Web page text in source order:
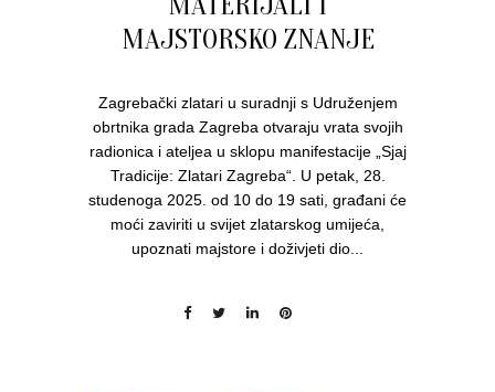
MAJSTORSKO ZNANJE
Zagrebački zlatari u suradnji s Udruženjem
obrtnika grada Zagreba otvaraju vrata svojih
radionica i ateljea u sklopu manifestacije „Sjaj
Tradicije: Zlatari Zagreba“. U petak, 28.
studenoga 2025. od 10 do 19 sati, građani će
moći zaviriti u svijet zlatarskog umijeća,
upoznati majstore i doživjeti dio...